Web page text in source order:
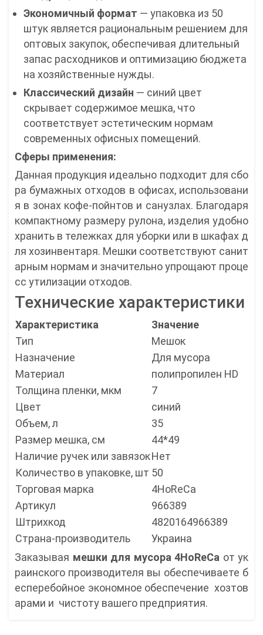
Экономичный формат — упаковка из 50
штук является рациональным решением для
оптовых закупок, обеспечивая длительный
запас расходников и оптимизацию бюджета
на хозяйственные нужды.
Классический дизайн — синий цвет
скрывает содержимое мешка, что
соответствует эстетическим нормам
современных офисных помещений.
Сферы применения:
Данная продукция идеально подходит для сбо
ра бумажных отходов в офисах, использовани
я в зонах кофе-пойнтов и санузлах. Благодаря
компактному размеру рулона, изделия удобно
хранить в тележках для уборки или в шкафах д
ля хозинвентаря. Мешки соответствуют санит
арным нормам и значительно упрощают проце
сс утилизации отходов.
Технические характеристики
Характеристика
Значение
Тип
Мешок
Назначение
Для мусора
Материал
полипропилен HD
Толщина пленки, мкм
7
Цвет
синий
Объем, л
35
Размер мешка, см
44*49
Наличие ручек или завязокНет
Количество в упаковке, шт 50
Торговая марка
4HoReCa
Артикул
966389
Штрихкод
4820164966389
Страна-производитель
Украина
Заказывая мешки для мусора 4HoReCa от ук
раинского производителя вы обеспечиваете б
есперебойное экономное обеспечение хозтов
арами и чистоту вашего предприятия.